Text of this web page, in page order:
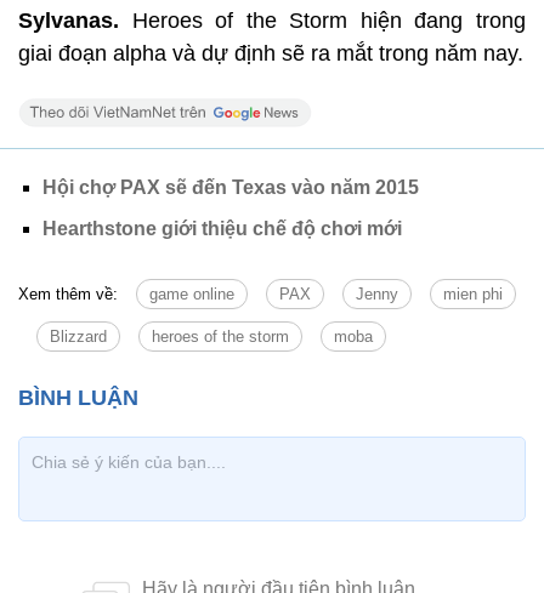
Sylvanas. Heroes of the Storm hiện đang trong
giai đoạn alpha và dự định sẽ ra mắt trong năm nay.
Hội chợ PAX sẽ đến Texas vào năm 2015
Hearthstone giới thiệu chế độ chơi mới
Xem thêm về: game online PAX Jenny mien phi
Blizzard heroes of the storm moba